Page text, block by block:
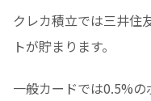
クレカ積立では三井住
トが貯まります。
一般カードでは0.5%